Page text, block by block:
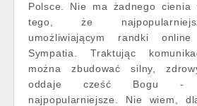
Polsce. Nie ma żadnego cienia
tego, że
umożliwiającym randki
Sympatia. Traktując
można zbudować silny,
oddaje cześć Bogu -
najpopularniejsze. Nie wiem,